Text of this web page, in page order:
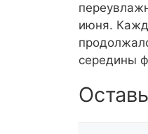
июня.
середины